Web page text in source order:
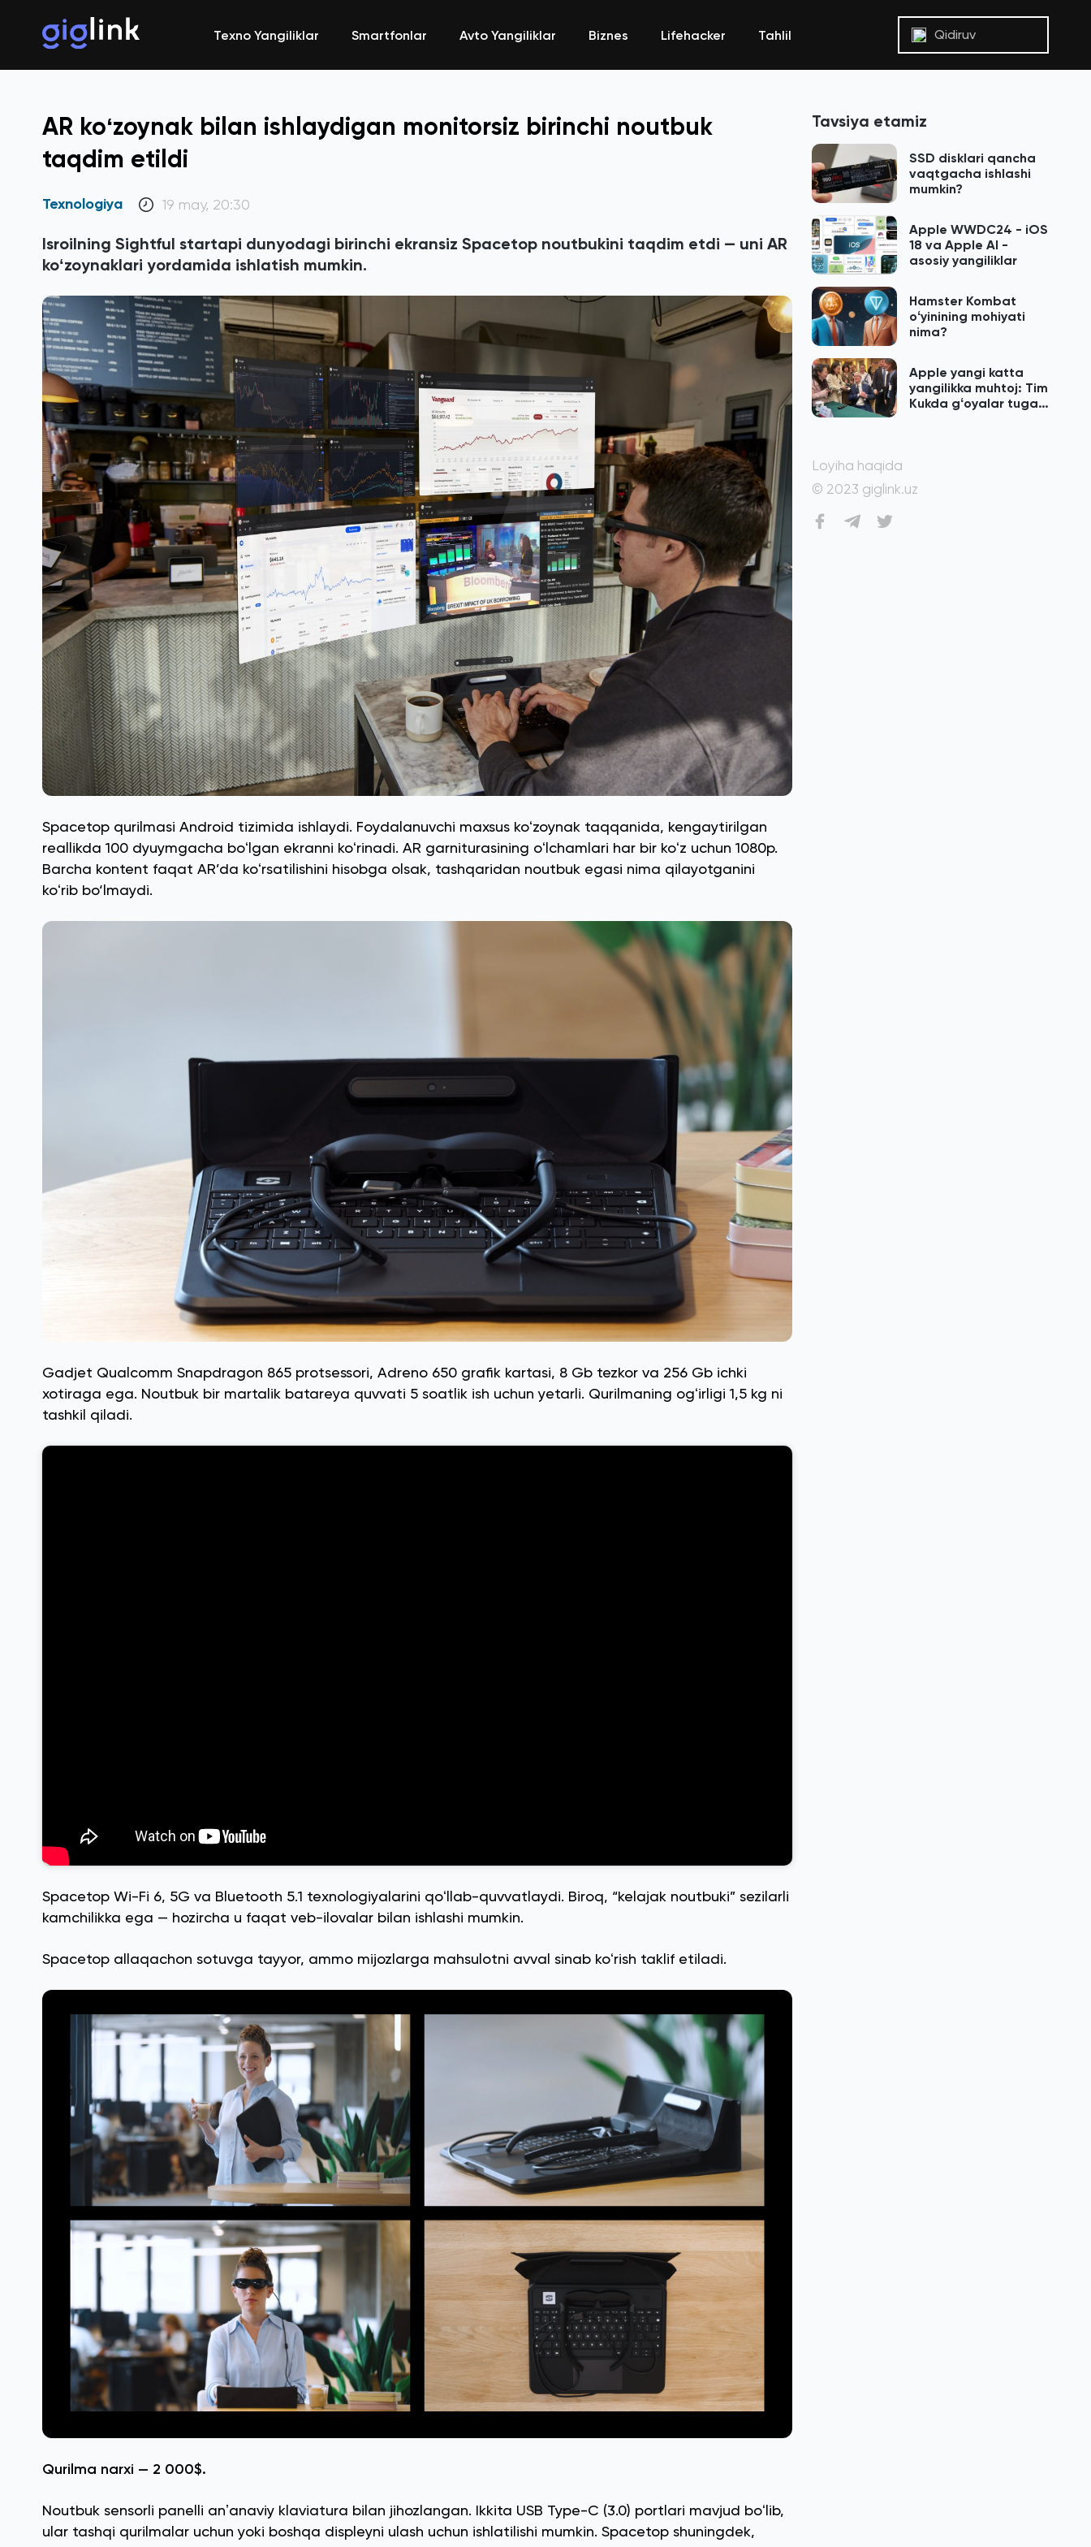
Texno Yangiliklar Smartfonlar Avto Yangiliklar Biznes Lifehacker Tahlil Qidiruv
AR koʻzoynak bilan ishlaydigan monitorsiz birinchi noutbuk
taqdim etildi
Texnologiya 19 may, 20:30
Isroilning Sightful startapi dunyodagi birinchi ekransiz Spacetop noutbukini taqdim etdi — uni AR
koʻzoynaklari yordamida ishlatish mumkin.
Spacetop qurilmasi Android tizimida ishlaydi. Foydalanuvchi maxsus koʻzoynak taqqanida, kengaytirilgan
reallikda 100 dyuymgacha boʻlgan ekranni koʻrinadi. AR garniturasining oʻlchamlari har bir koʻz uchun 1080p.
Barcha kontent faqat AR’da koʻrsatilishini hisobga olsak, tashqaridan noutbuk egasi nima qilayotganini
koʻrib bo‘lmaydi.
Gadjet Qualcomm Snapdragon 865 protsessori, Adreno 650 grafik kartasi, 8 Gb tezkor va 256 Gb ichki
xotiraga ega. Noutbuk bir martalik batareya quvvati 5 soatlik ish uchun yetarli. Qurilmaning ogʻirligi 1,5 kg ni
tashkil qiladi.
Spacetop Wi-Fi 6, 5G va Bluetooth 5.1 texnologiyalarini qoʻllab-quvvatlaydi. Biroq, “kelajak noutbuki” sezilarli
kamchilikka ega — hozircha u faqat veb-ilovalar bilan ishlashi mumkin.
Spacetop allaqachon sotuvga tayyor, ammo mijozlarga mahsulotni avval sinab koʻrish taklif etiladi.
Qurilma narxi — 2 000$.
Noutbuk sensorli panelli anʼanaviy klaviatura bilan jihozlangan. Ikkita USB Type-C (3.0) portlari mavjud boʻlib,
ular tashqi qurilmalar uchun yoki boshqa displeyni ulash uchun ishlatilishi mumkin. Spacetop shuningdek,
Tavsiya etamiz
SSD disklari qancha
vaqtgacha ishlashi
mumkin?
Apple WWDC24 - iOS
18 va Apple AI -
asosiy yangiliklar
Hamster Kombat
oʻyinining mohiyati
nima?
Apple yangi katta
yangilikka muhtoj: Tim
Kukda gʻoyalar tugab
Loyiha haqida
© 2023 giglink.uz